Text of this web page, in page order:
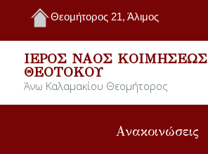
Θεομήτορος 21, Άλιμος
ΙΕΡΌΣ ΝΑΌΣ ΚΟΙΜΉΣΕΩΣ
ΘΕΟΤΌΚΟΥ
Άνω Καλαμακίου Θεομήτορος
Ανακοινώσεις